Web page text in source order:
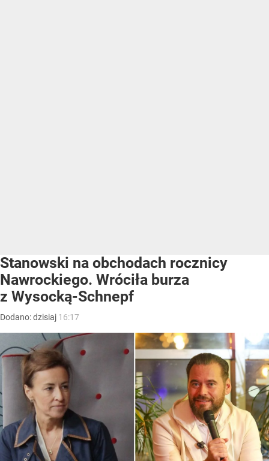
Stanowski na obchodach rocznicy
Nawrockiego. Wróciła burza
z Wysocką-Schnepf
Dodano:dzisiaj 16:17